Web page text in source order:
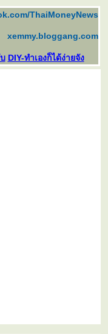
ThaiMoneyNews
xemmy.bloggang.com
DIY-ทำเองก็ได้ง่ายจัง